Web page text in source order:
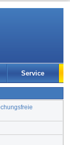
Service